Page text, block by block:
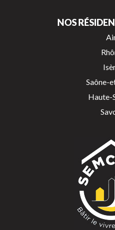
NOS
Saône-
Haute-